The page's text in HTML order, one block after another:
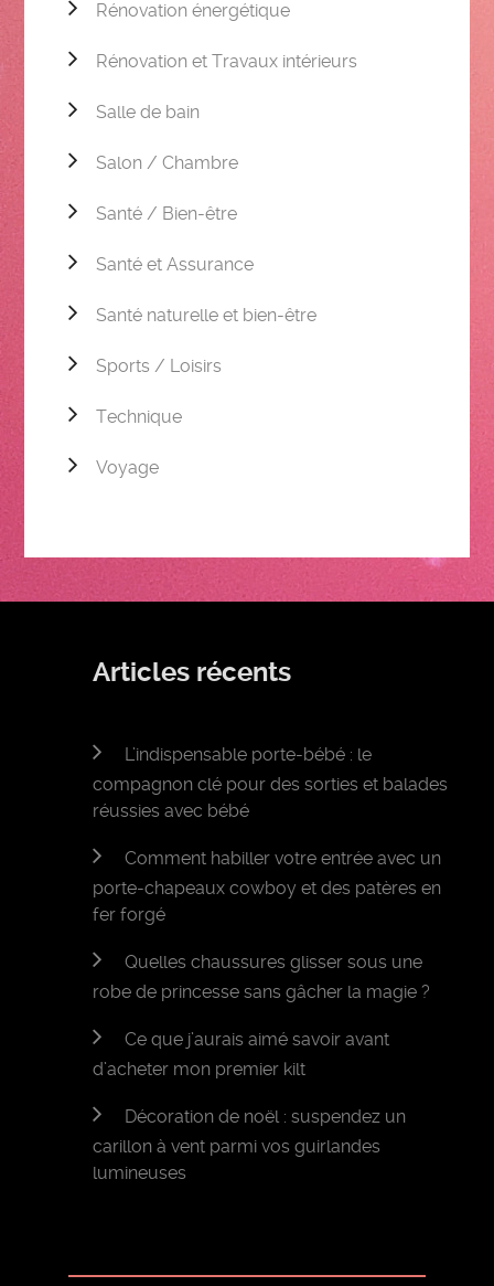
Rénovation énergétique
Rénovation et Travaux intérieurs
Salle de bain
Salon / Chambre
Santé / Bien-être
Santé et Assurance
Santé naturelle et bien-être
Sports / Loisirs
Technique
Voyage
Articles récents
L’indispensable porte-bébé : le
compagnon clé pour des sorties et balades
réussies avec bébé
Comment habiller votre entrée avec un
porte-chapeaux cowboy et des patères en
fer forgé
Quelles chaussures glisser sous une
robe de princesse sans gâcher la magie ?
Ce que j’aurais aimé savoir avant
d’acheter mon premier kilt
Décoration de noël : suspendez un
carillon à vent parmi vos guirlandes
lumineuses